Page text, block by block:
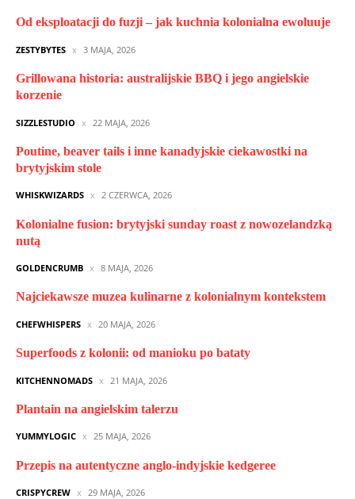
Od eksploatacji do fuzji – jak kuchnia kolonialna ewoluuje
ZESTYBYTES 3 MAJA, 2026
Grillowana historia: australijskie BBQ i jego angielskie
korzenie
SIZZLESTUDIO 22 MAJA, 2026
Poutine, beaver tails i inne kanadyjskie ciekawostki na
brytyjskim stole
WHISKWIZARDS 2 CZERWCA, 2026
Kolonialne fusion: brytyjski sunday roast z nowozelandzką
nutą
GOLDENCRUMB 8 MAJA, 2026
Najciekawsze muzea kulinarne z kolonialnym kontekstem
CHEFWHISPERS 20 MAJA, 2026
Superfoods z kolonii: od manioku po bataty
KITCHENNOMADS 21 MAJA, 2026
Plantain na angielskim talerzu
YUMMYLOGIC 25 MAJA, 2026
Przepis na autentyczne anglo-indyjskie kedgeree
CRISPYCREW 29 MAJA, 2026